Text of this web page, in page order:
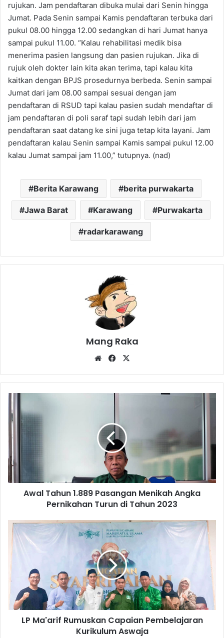
rujukan. Jam pendaftaran dibuka mulai dari Senin hingga
Jumat. Pada Senin sampai Kamis pendaftaran terbuka dari
pukul 08.00 hingga 12.00 sedangkan di hari Jumat hanya
sampai pukul 11.00. “Kalau rehabilitasi medik bisa
menerima pasien langsung dan pasien rujukan. Jika di
rujuk oleh dokter lain kita akan terima, tapi kalau kita
kaitkan dengan BPJS prosedurnya berbeda. Senin sampai
Jumat dari jam 08.00 sampai sesuai dengan jam
pendaftaran di RSUD tapi kalau pasien sudah mendaftar di
jam pendaftaran di poli saraf tapi sudah lebih dari jam
pendaftaran saat datang ke sini juga tetap kita layani. Jam
pendaftaran kalau Senin sampai Kamis sampai pukul 12.00
kalau Jumat sampai jam 11.00,” tutupnya. (nad)
Berita Karawang berita purwakarta
Jawa Barat Karawang Purwakarta
radarkarawang
Mang Raka
WebsiteFacebook
Awal
Tahun
1.889
Pasangan
Menikah
Pernikahan
Turun
di
TahunAwal Tahun 1.889 Pasangan Menikah Angka
Pernikahan Turun di Tahun 2023
LP
Ma'arif
Rumuskan
Capaian
Pembelajaran
Kurikulum
Aswaja
LP Ma'arif Rumuskan Capaian Pembelajaran
Kurikulum Aswaja